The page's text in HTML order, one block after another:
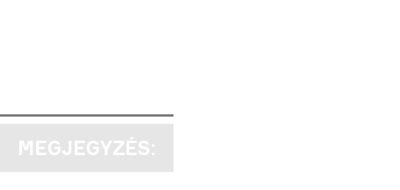
MEGJEGYZÉS: